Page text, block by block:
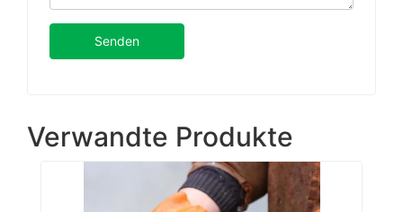
Senden
Verwandte Produkte